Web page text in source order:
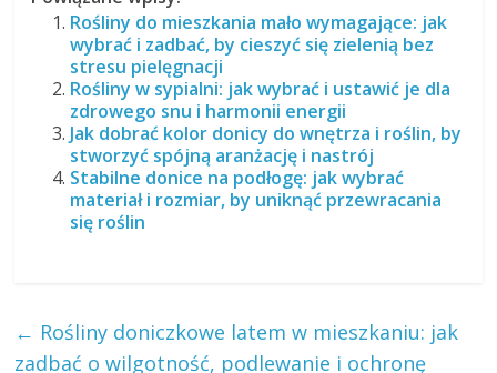
Rośliny do mieszkania mało wymagające: jak
wybrać i zadbać, by cieszyć się zielenią bez
stresu pielęgnacji
Rośliny w sypialni: jak wybrać i ustawić je dla
zdrowego snu i harmonii energii
Jak dobrać kolor donicy do wnętrza i roślin, by
stworzyć spójną aranżację i nastrój
Stabilne donice na podłogę: jak wybrać
materiał i rozmiar, by uniknąć przewracania
się roślin
← Rośliny doniczkowe latem w mieszkaniu: jak
zadbać o wilgotność, podlewanie i ochronę